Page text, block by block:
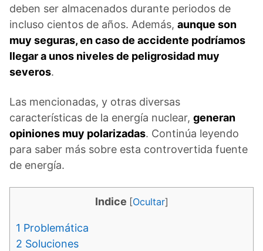
deben ser almacenados durante periodos de
incluso cientos de años. Además, aunque son
muy seguras, en caso de accidente podríamos
llegar a unos niveles de peligrosidad muy
severos.
Las mencionadas, y otras diversas
características de la energía nuclear, generan
opiniones muy polarizadas. Continúa leyendo
para saber más sobre esta controvertida fuente
de energía.
Indice [Ocultar]
1 Problemática
2 Soluciones